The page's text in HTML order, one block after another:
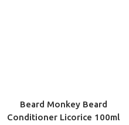
Beard Monkey Beard
Conditioner Licorice 100ml